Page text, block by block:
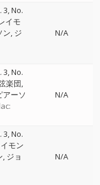
No.
イモ
ン ジ
N/A
No.
楽団
アーソ
N/A
No.
モン
ジョ
N/A